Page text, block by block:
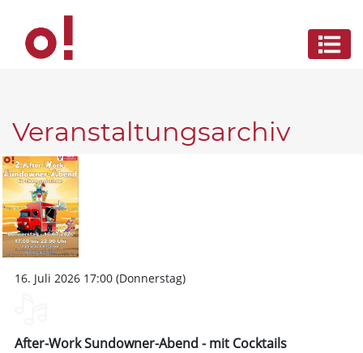
Veranstaltungsarchiv
16. Juli 2026 17:00 (Donnerstag)
After-Work Sundowner-Abend - mit Cocktails